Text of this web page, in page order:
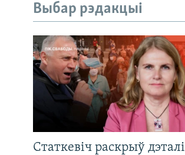
Выбар рэдакцыі
Статкевіч раскрыў дэталі